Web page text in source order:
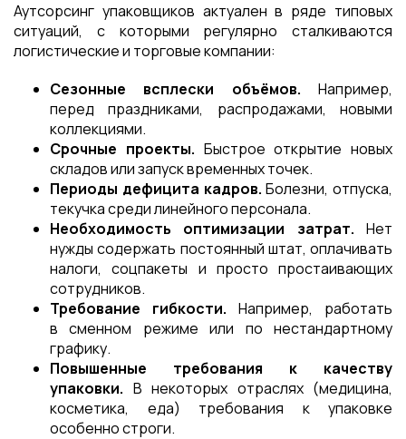
Аутсорсинг упаковщиков актуален в ряде типовых
ситуаций, с которыми регулярно сталкиваются
логистические и торговые компании:
Сезонные всплески объёмов. Например,
перед праздниками, распродажами, новыми
коллекциями.
Срочные проекты. Быстрое открытие новых
складов или запуск временных точек.
Периоды дефицита кадров. Болезни, отпуска,
текучка среди линейного персонала.
Необходимость оптимизации затрат. Нет
нужды содержать постоянный штат, оплачивать
налоги, соцпакеты и просто простаивающих
сотрудников.
Требование гибкости. Например, работать
в сменном режиме или по нестандартному
графику.
Повышенные требования к качеству
упаковки. В некоторых отраслях (медицина,
косметика, еда) требования к упаковке
особенно строги.